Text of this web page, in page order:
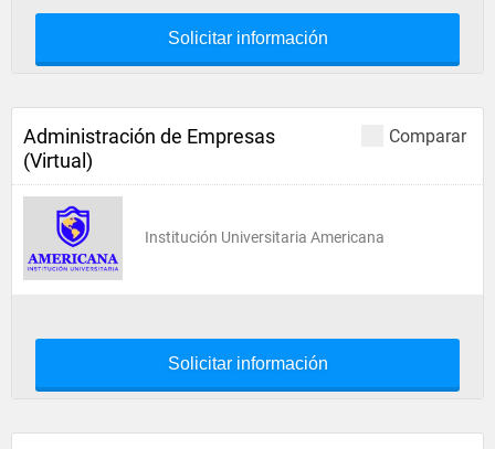
Solicitar información
Comparar
Administración de Empresas
(Virtual)
Institución Universitaria Americana
Solicitar información